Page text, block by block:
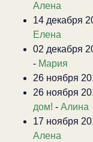
Алена
14 декабря
Елена
02 декабря
- Мария
26 ноября
26 ноября
дом! - Алина
17 ноября
Алена